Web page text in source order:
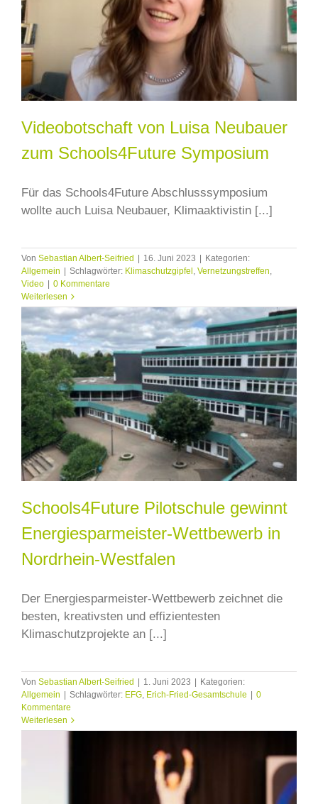
Videobotschaft von Luisa Neubauer
zum Schools4Future Symposium
Für das Schools4Future Abschlusssymposium
wollte auch Luisa Neubauer, Klimaaktivistin [...]
Von Sebastian Albert-Seifried | 16. Juni 2023 | Kategorien:
Allgemein | Schlagwörter: Klimaschutzgipfel Vernetzungstreffen
Video | 0 Kommentare
Weiterlesen
Schools4Future Pilotschule gewinnt
Energiesparmeister-Wettbewerb in
Nordrhein-Westfalen
Der Energiesparmeister-Wettbewerb zeichnet die
besten, kreativsten und effizientesten
Klimaschutzprojekte an [...]
Von Sebastian Albert-Seifried | 1. Juni 2023 | Kategorien:
Allgemein | Schlagwörter: EFG, Erich-Fried-Gesamtschule | 0
Kommentare
Weiterlesen